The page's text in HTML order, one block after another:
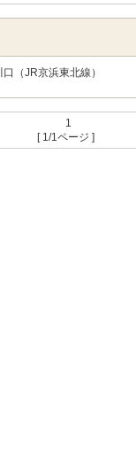
（JR京浜東北線）
1
[ 1/1ページ ]